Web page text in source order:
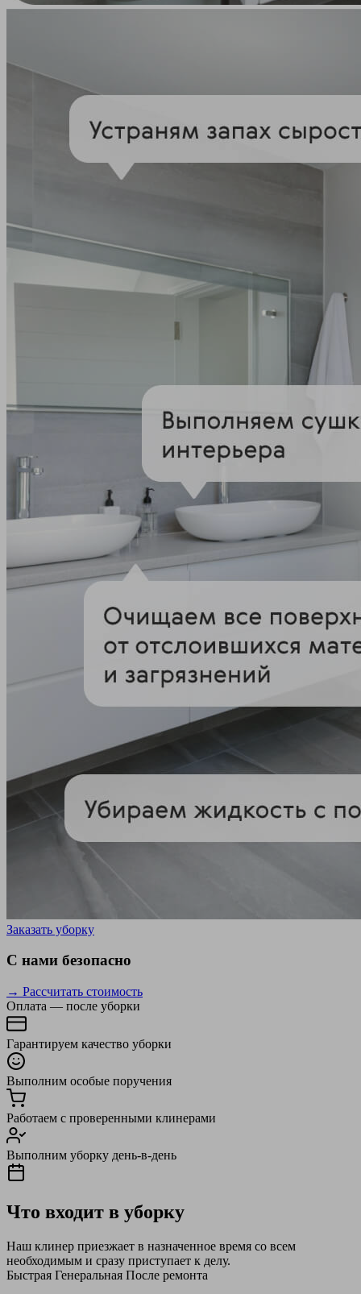
Заказать уборку
С нами безопасно
→ Рассчитать стоимость
Оплата — после уборки
Гарантируем качество уборки
Выполним особые поручения
Работаем с проверенными клинерами
Выполним уборку день-в-день
Что входит в уборку
Наш клинер приезжает в назначенное время со всем
необходимым и сразу приступает к делу.
Быстрая Генеральная После ремонта